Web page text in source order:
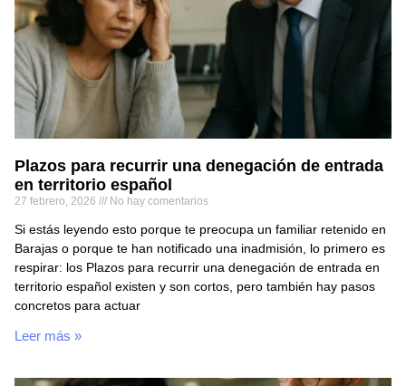
Plazos para recurrir una denegación de entrada
en territorio español
27 febrero, 2026 No hay comentarios
Si estás leyendo esto porque te preocupa un familiar retenido en
Barajas o porque te han notificado una inadmisión, lo primero es
respirar: los Plazos para recurrir una denegación de entrada en
territorio español existen y son cortos, pero también hay pasos
concretos para actuar
Leer más »